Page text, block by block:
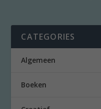
CATEGORIES
Algemeen
Boeken